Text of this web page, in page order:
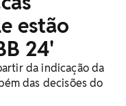
estão
24'
da indicação da
das decisões do